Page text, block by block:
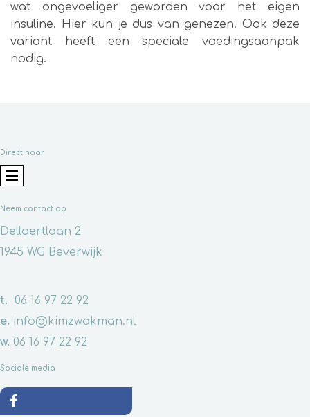
wat ongevoeliger geworden voor het eigen
insuline. Hier kun je dus van genezen. Ook deze
variant heeft een speciale voedingsaanpak
nodig.
Direct naar
Neem contact op
Dellaertlaan 2
1945 WG Beverwijk
t. 06 16 97 22 92
e. info@kimzwakman.nl
w. 06 16 97 22 92
Sociale media
